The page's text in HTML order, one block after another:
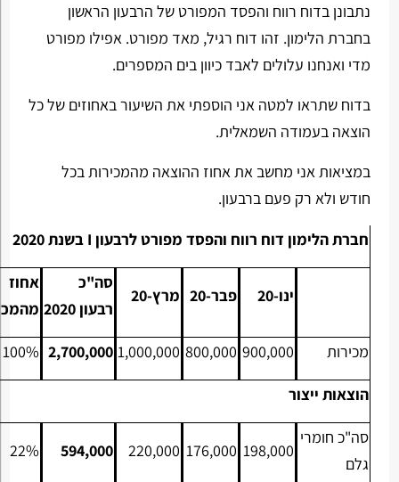
נתבונן בדוח רווח והפסד המפורט של הרבעון הראשון
בחברת הלימון. זהו דוח רגיל, מאד מפורט. אפילו מפורט
מדי ואנחנו עלולים לאבד כיוון בים המספרים.
בדוח שתראו למטה אני הוספתי את השיעור באחוזים של כל
הוצאה בעמודה השמאלית.
במציאות אני מחשב את אחוז ההוצאה מהמכירות בכל
חודש ולא רק פעם ברבעון.
חברת הלימון דוח רווח והפסד מפורט לרבעון I בשנת 2020
ינו-20 פבר-20 מרץ-20
סה"כ
רבעון
אחוז
מכירות 900,000
800,000
1,000,000
2,700,000
100%
הוצאות ייצור
סה"כ חומרי
גלם
198,000
176,000
220,000
594,000
22%